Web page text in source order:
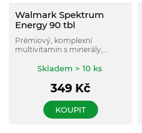
Walmark Spektrum
Energy 90 tbl
Prémiový, komplexní
multivitamin s minerály,
B6 pro udržení energie.
denní dávky vitaminů a
minerálů již v 1 tabletě denně.
Skladem > 10 ks
349 Kč
KOUPIT